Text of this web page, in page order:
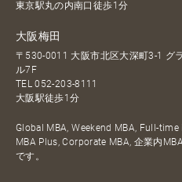
東京駅丸の内南口徒歩1分
大阪梅田
〒530-0011 大阪市北区大深町3-1 グ
ル7F
TEL052-203-8111
大阪駅徒歩1分
Global MBA, Weekend MBA, Full-time
MBA Plus, Corporate MBA, 企業内
です。